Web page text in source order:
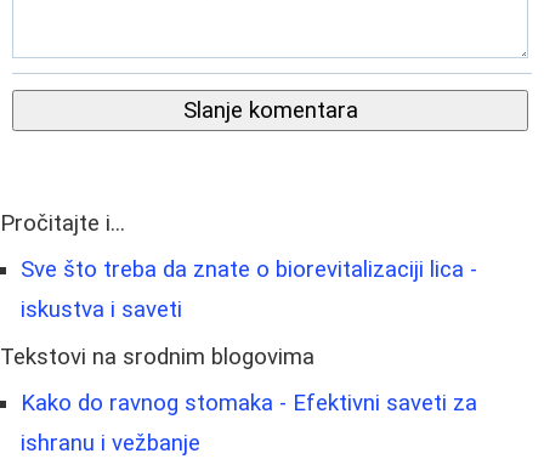
Slanje komentara
Pročitajte i...
Sve što treba da znate o biorevitalizaciji lica -
iskustva i saveti
Tekstovi na srodnim blogovima
Kako do ravnog stomaka - Efektivni saveti za
ishranu i vežbanje